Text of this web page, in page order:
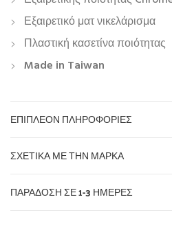
Εξαιρετικό ματ νικελάρισμα
Πλαστική κασετίνα ποιότητας
Made in Taiwan
ΕΠΙΠΛΈΟΝ ΠΛΗΡΟΦΟΡΊΕΣ
ΣΧΕΤΙΚΆ ΜΕ ΤΗΝ ΜΆΡΚΑ
ΠΑΡΆΔΟΣΗ ΣΕ 1-3 ΗΜΈΡΕΣ